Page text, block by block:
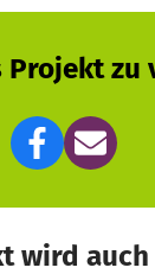
zu
wird